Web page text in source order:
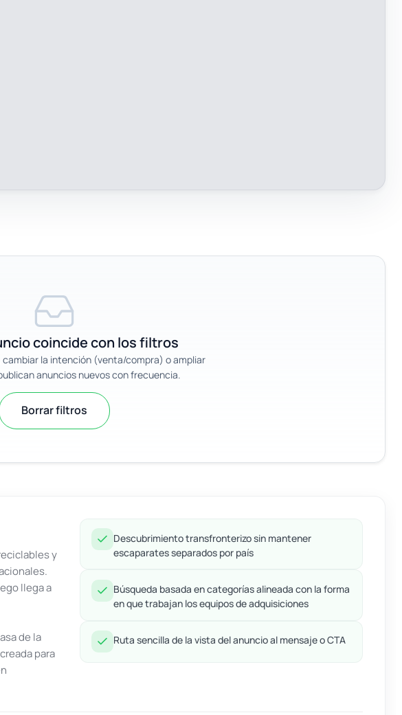
coincide con los filtros
cambiar la intención (venta/compra) o ampliar
anuncios nuevos con frecuencia.
Borrar filtros
y
llega a
de la
para
Descubrimiento transfronterizo sin mantener
escaparates separados por país
Búsqueda basada en categorías alineada con la forma
en que trabajan los equipos de adquisiciones
Ruta sencilla de la vista del anuncio al mensaje o CTA